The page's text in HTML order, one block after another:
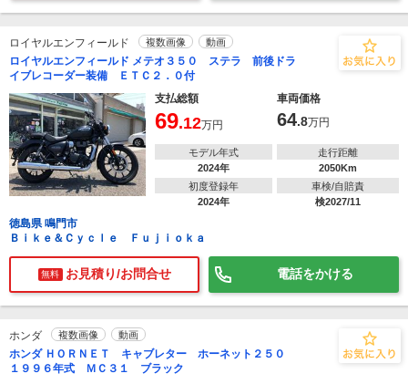
ロイヤルエンフィールド 複数画像 動画
ロイヤルエンフィールド メテオ３５０ ステラ 前後ドラ
イブレコーダー装備 ＥＴＣ２．０付
支払総額
車両価格
69.12万円 64.8万円
モデル年式
2024年
走行距離
2050Km
初度登録年
2024年
車検/自賠責
検2027/11
徳島県 鳴門市
Ｂｉｋｅ＆Ｃｙｃｌｅ Ｆｕｊｉｏｋａ
無料 お見積り/お問合せ 電話をかける
ホンダ 複数画像 動画
ホンダ ＨＯＲＮＥＴ キャブレター ホーネット２５０
１９９６年式 ＭＣ３１ ブラック